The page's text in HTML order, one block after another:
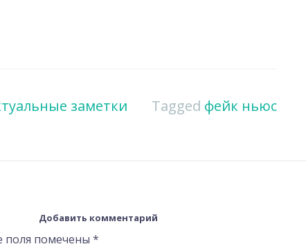
заметки Tagged фейк ньюс
Добавить комментарий
поля помечены *